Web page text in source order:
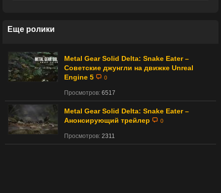
Еще ролики
Metal Gear Solid Delta: Snake Eater –
Советские джунгли на движке Unreal
Engine 5
0
Просмотров: 6517
Metal Gear Solid Delta: Snake Eater –
Анонсирующий трейлер
0
Просмотров: 2311